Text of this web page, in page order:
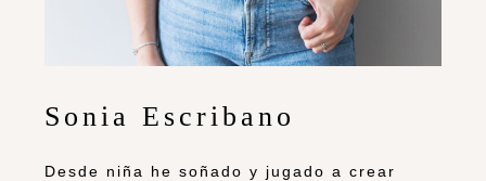
Sonia Escribano
Desde niña he soñado y jugado a crear